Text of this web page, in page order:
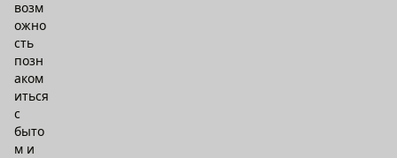
возм
ожно
сть
позн
аком
иться
с
быто
м и